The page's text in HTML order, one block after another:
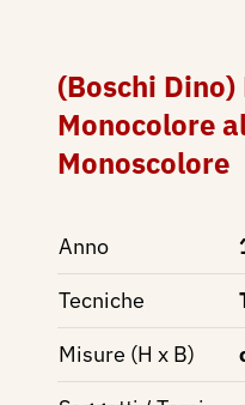
(Boschi
Monocolore
Monoscolore
Anno
Tecniche
Misure (H x B)